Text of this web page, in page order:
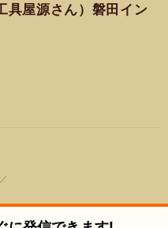
具屋源さん）磐田イン